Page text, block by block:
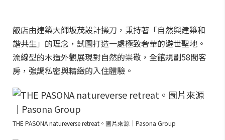
飯店由建築大師坂茂設計操刀，秉持著「自然與建築和
諧共生」的理念，試圖打造一處極致奢華的避世聖地。
流線型的木造外觀展現對自然的崇敬，全館規劃58間客
房，強調私密與精緻的入住體驗。
THE PASONA natureverse retreat。圖片來源｜Pasona Group